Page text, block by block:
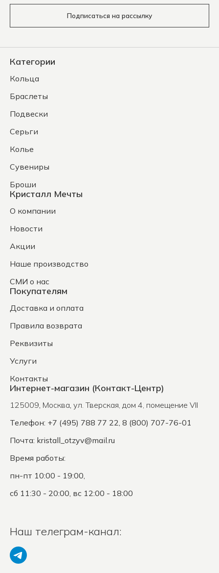
Подписаться на рассылку
Категории
Кольца
Браслеты
Подвески
Серьги
Колье
Сувениры
Броши
Кристалл Мечты
О компании
Новости
Акции
Наше производство
СМИ о нас
Покупателям
Доставка и оплата
Правила возврата
Реквизиты
Услуги
Контакты
Интернет-магазин (Контакт-Центр)
125009, Москва, ул. Тверская, дом 4, помещение VII
Телефон: +7 (495) 788 77 22, 8 (800) 707-76-01
Почта: kristall_otzyv@mail.ru
Время работы:
пн-пт 10:00 - 19:00,
сб 11:30 - 20:00, вс 12:00 - 18:00
Наш телеграм-канал: